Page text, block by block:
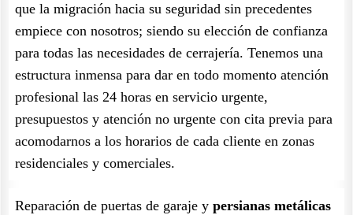
que la migración hacia su seguridad sin precedentes
empiece con nosotros; siendo su elección de confianza
para todas las necesidades de cerrajería. Tenemos una
estructura inmensa para dar en todo momento atención
profesional las 24 horas en servicio urgente,
presupuestos y atención no urgente con cita previa para
acomodarnos a los horarios de cada cliente en zonas
residenciales y comerciales.
Reparación de puertas de garaje y persianas metálicas